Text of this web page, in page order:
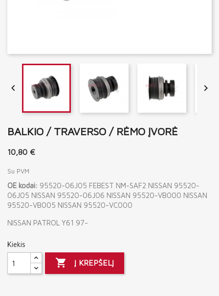
 
BALKIO / TRAVERSO / RĖMO ĮVORĖ
10,80 €
Su PVM
OE kodai: 95520-06J05 FEBEST NM-SAF2 NISSAN 95520-
06J05 NISSAN 95520-06J06 NISSAN 95520-VB000 NISSAN
95520-VB005 NISSAN 95520-VC000
NISSAN PATROL Y61 97-
Kiekis
 Į KREPŠELĮ